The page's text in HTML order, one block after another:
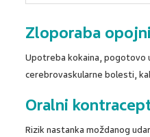
Zloporaba
Upotreba kokaina, pogotovo
cerebrovaskularne bolesti,
Oralni
Rizik nastanka moždanog